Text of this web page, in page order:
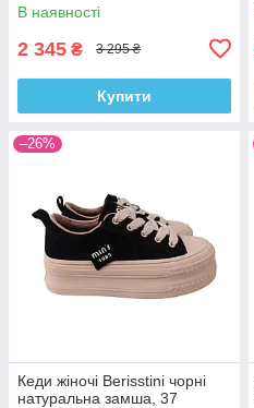
В наявності
2 345 ₴ 3 295 ₴
Купити
–26%
Кеди жіночі Berisstini чорні
натуральна замша, 37